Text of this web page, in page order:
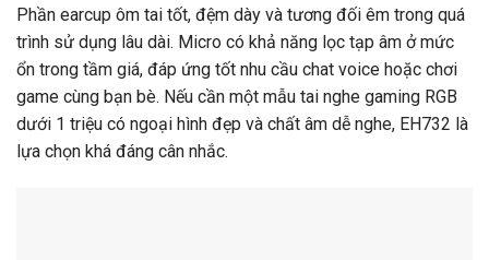
Phần earcup ôm tai tốt, đệm dày và tương đối êm trong quá
trình sử dụng lâu dài. Micro có khả năng lọc tạp âm ở mức
ổn trong tầm giá, đáp ứng tốt nhu cầu chat voice hoặc chơi
game cùng bạn bè. Nếu cần một mẫu tai nghe gaming RGB
dưới 1 triệu có ngoại hình đẹp và chất âm dễ nghe, EH732 là
lựa chọn khá đáng cân nhắc.